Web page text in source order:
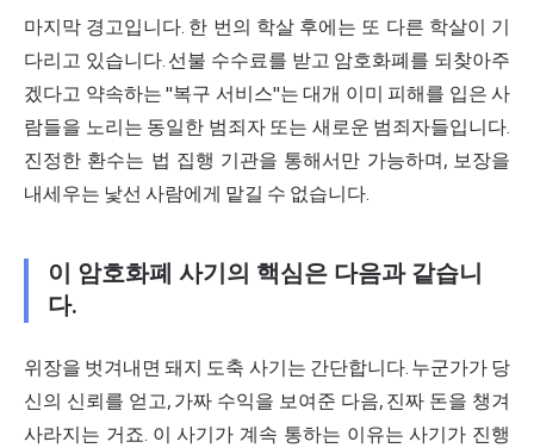
마지막 경고입니다. 한 번의 학살 후에는 또 다른 학살이 기
다리고 있습니다. 선불 수수료를 받고 암호화폐를 되찾아주
겠다고 약속하는 "복구 서비스"는 대개 이미 피해를 입은 사
람들을 노리는 동일한 범죄자 또는 새로운 범죄자들입니다.
진정한 환수는 법 집행 기관을 통해서만 가능하며, 보장을
내세우는 낯선 사람에게 맡길 수 없습니다.
이 암호화폐 사기의 핵심은 다음과 같습니
다.
위장을 벗겨내면 돼지 도축 사기는 간단합니다. 누군가가 당
신의 신뢰를 얻고, 가짜 수익을 보여준 다음, 진짜 돈을 챙겨
사라지는 거죠. 이 사기가 계속 통하는 이유는 사기가 진행